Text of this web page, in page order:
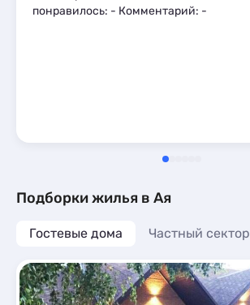
понравилось: - Комментарий: -
Подборки жилья в Ая
Гостевые дома Частный сектор